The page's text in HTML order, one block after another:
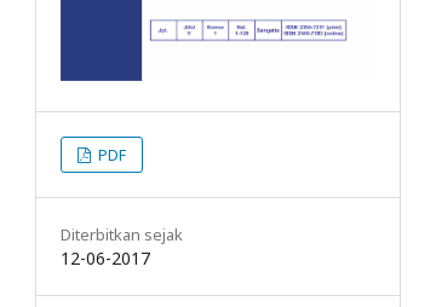
PDF
Diterbitkan sejak
12-06-2017